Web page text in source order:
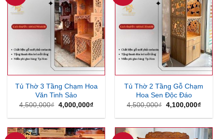
Tủ Thờ 3 Tầng Chạm Hoa
Văn Tinh Sảo
4,500,000₫ Giá
gốc
là:
4,000,000₫Giá
tại
4,000,000₫.
Tủ Thờ 2 Tầng Gỗ Chạm
Hoa Sen Độc Đáo
4,500,000₫ Giá
gốc
là:
4,100,000₫Giá
tại